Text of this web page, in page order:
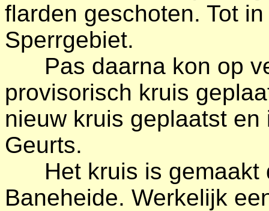
flarden geschoten. Tot
Sperrgebiet.
Pas daarna kon op
provisorisch kruis
nieuw kruis geplaatst
Geurts.
Het kruis is gemaakt
Baneheide. Werkelijk